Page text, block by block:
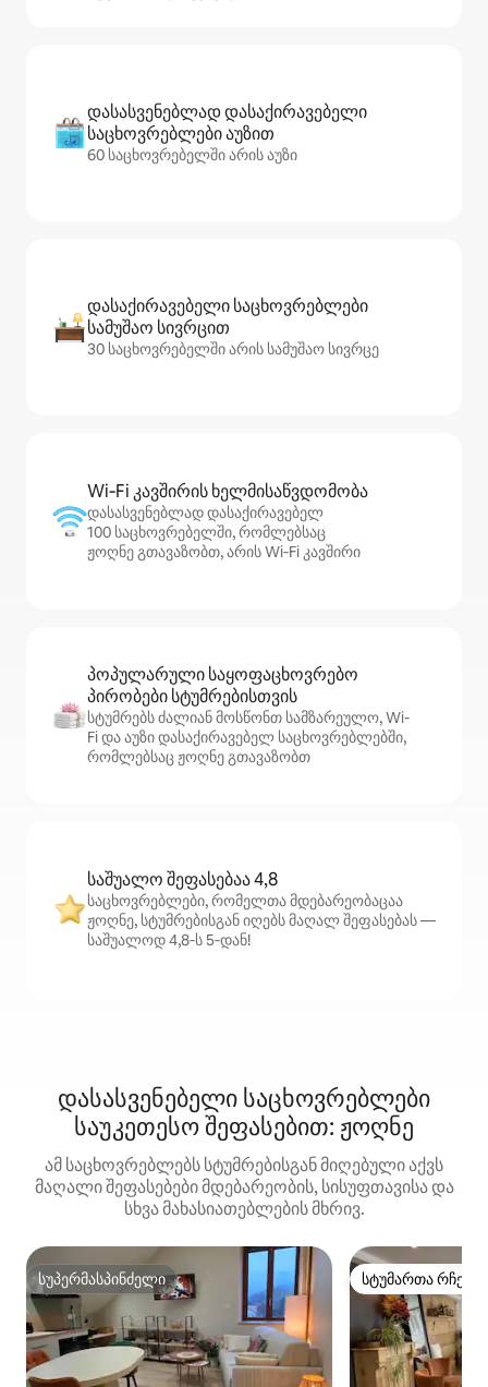
დასასვენებლად დასაქირავებელი
საცხოვრებლები აუზით
60 საცხოვრებელში არის აუზი
დასაქირავებელი საცხოვრებლები
სამუშაო სივრცით
30 საცხოვრებელში არის სამუშაო სივრცე
Wi‑Fi კავშირის ხელმისაწვდომობა
დასასვენებლად დასაქირავებელ
100 საცხოვრებელში, რომლებსაც
ჟოღნე გთავაზობთ, არის Wi‑Fi კავშირი
პოპულარული საყოფაცხოვრებო
პირობები სტუმრებისთვის
სტუმრებს ძალიან მოსწონთ სამზარეულო, Wi-
Fi და აუზი დასაქირავებელ საცხოვრებლებში,
რომლებსაც ჟოღნე გთავაზობთ
საშუალო შეფასებაა 4,8
საცხოვრებლები, რომელთა მდებარეობაცაა
ჟოღნე, სტუმრებისგან იღებს მაღალ შეფასებას —
საშუალოდ 4,8‑ს 5‑დან!
დასასვენებელი საცხოვრებლები
საუკეთესო შეფასებით: ჟოღნე
ამ საცხოვრებლებს სტუმრებისგან მიღებული აქვს
მაღალი შეფასებები მდებარეობის, სისუფთავისა და
სხვა მახასიათებლების მხრივ.
სუპერმასპინძელი
სუპერმასპინძელი სტუმართა
სტუმართა